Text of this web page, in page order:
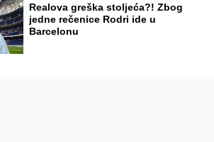
Realova greška stoljeća?! Zbog
jedne rečenice Rodri ide u
Barcelonu